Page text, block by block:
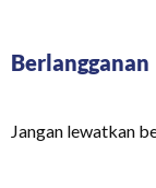
Berlangganan
Jangan lewatkan